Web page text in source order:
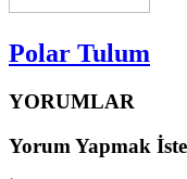
Polar Tulum
YORUMLAR
Yorum Yapmak